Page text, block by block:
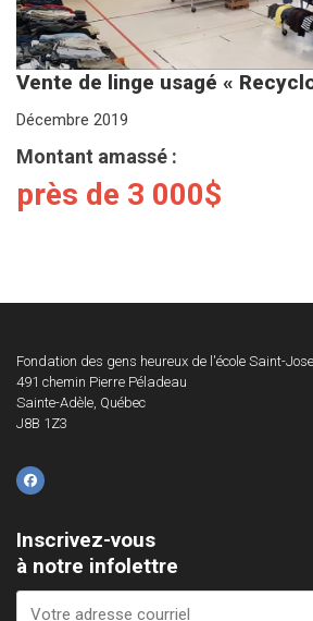
Vente de linge usagé «
Décembre 2019
Montant amassé :
près de 3 000$
Fondation des gens heureux de l'école Saint-
491 chemin Pierre Péladeau
Sainte-Adèle, Québec
J8B 1Z3
facebook
Inscrivez-vous
à notre infolettre